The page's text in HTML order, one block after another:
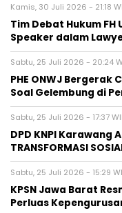
Kamis, 30 Juli 2026 - 21:18
​Tim Debat Hukum FH
Speaker dalam
Sabtu, 25 Juli 2026 - 20:24
PHE ONWJ Bergerak
Soal Gelembung di
Sabtu, 25 Juli 2026 - 17:37
DPD KNPI Karawang
TRANSFORMASI
Sabtu, 25 Juli 2026 - 15:29
KPSN Jawa Barat
Perluas